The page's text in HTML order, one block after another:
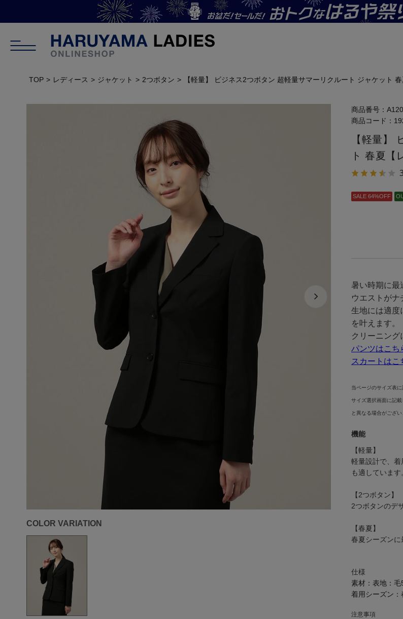
TOP レディース ジャケット 2つボタン 【軽量】 ビジネス2つボタン 超軽量サマーリクルート ジャケット 春
COLOR VARIATION
商品番号：
商品コード：
【軽量】
ト 春夏【
SALE 64%OFF
暑い時期に最
ウエストがナ
生地には適度
を叶えます。
クリーニング
パンツはこち
スカートはこ
当ページのサイズ表
サイズ選択画面に記
と異なる場合がござい
機能
【軽量】
軽量設計で、
も適しています
【2つボタン】
2つボタンのデ
【春夏】
春夏シーズンに
仕様
素材： 表地：
着用シーズン：
注意事項